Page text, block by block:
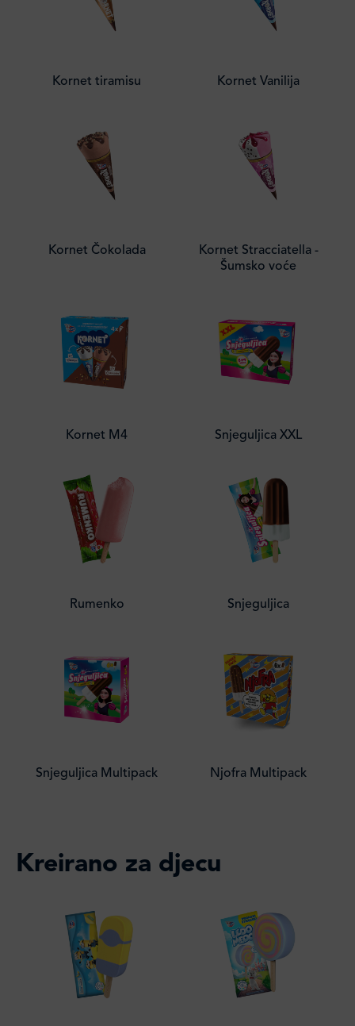
Kornet tiramisu Kornet Vanilija
Kornet Čokolada
Kornet Stracciatella -
Šumsko voće
Kornet M4 Snjeguljica XXL
Rumenko Snjeguljica
Snjeguljica Multipack Njofra Multipack
Kreirano za djecu